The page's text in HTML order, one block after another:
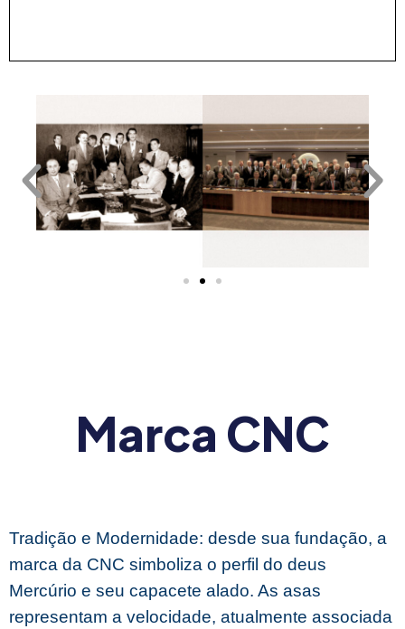
Marca CNC
Tradição e Modernidade: desde sua fundação, a
marca da CNC simboliza o perfil do deus
Mercúrio e seu capacete alado. As asas
representam a velocidade, atualmente associada